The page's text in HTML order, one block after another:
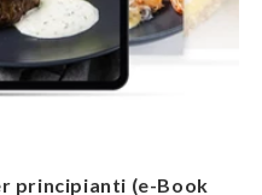
principianti (e-Book